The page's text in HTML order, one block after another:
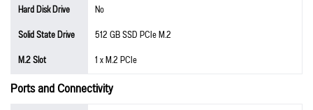
Hard Disk Drive
No
Solid State Drive
512 GB SSD PCIe M.2
M.2 Slot
1 x M.2 PCIe
Ports and Connectivity